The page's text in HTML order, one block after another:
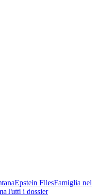
Epstein FilesFamiglia nel
Tutti i dossier